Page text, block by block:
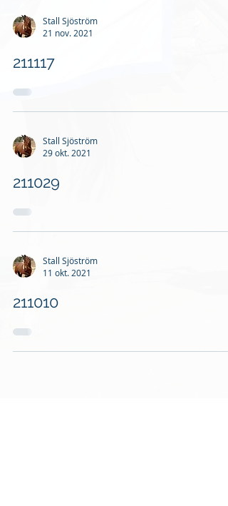
Stall Sjöström
21 nov. 2021
211117
Stall Sjöström
29 okt. 2021
211029
Stall Sjöström
11 okt. 2021
211010